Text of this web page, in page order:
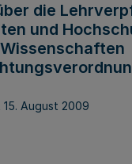
die
und
15. August 2009